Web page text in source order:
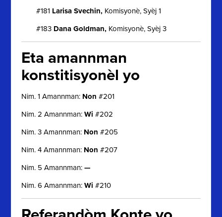
#181 Larisa Svechin, Komisyonè, Syèj 1
#183 Dana Goldman, Komisyonè, Syèj 3
Eta amannman
konstitisyonèl yo
Nim. 1 Amannman: Non #201
Nim. 2 Amannman:Wi #202
Nim. 3 Amannman: Non #205
Nim. 4 Amannman: Non #207
Nim. 5 Amannman:—
Nim. 6 Amannman:Wi #210